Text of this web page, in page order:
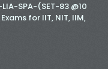
SPA-(SET-83 @10
for IIT, NIT, IIM,